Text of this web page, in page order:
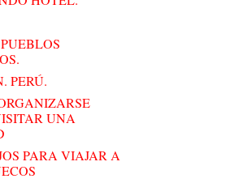
PERÚ.
UNA
PARA VIAJAR A